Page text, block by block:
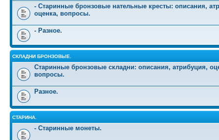
- Старинные бронзовые нательные кресты: описания,
оценка, вопросы.
- Разное.
СКЛАДНИ БРОНЗОВЫЕ.
Старинные бронзовые складни: описания, атрибуция,
вопросы.
Разное.
СТАРИНА.
- Старинные монеты.